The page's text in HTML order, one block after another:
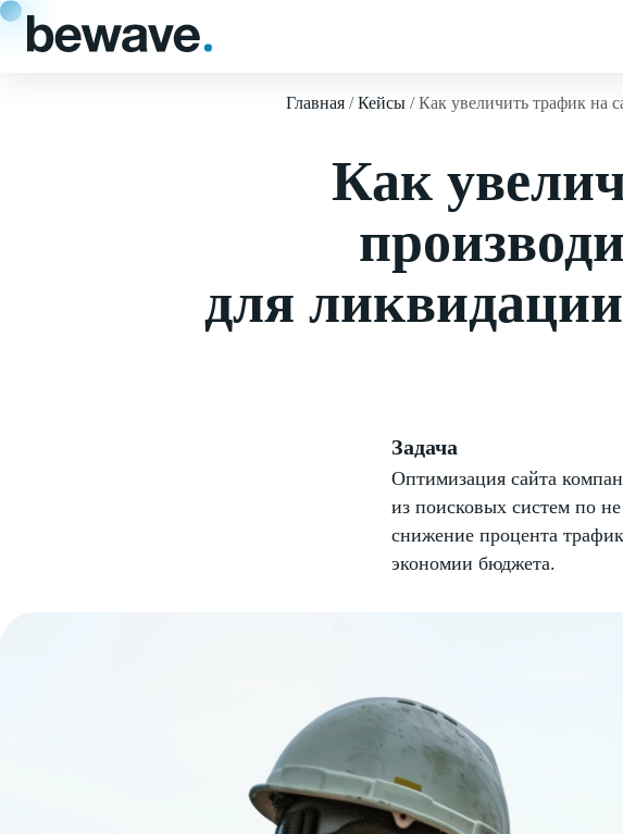
Главная Кейсы Как увеличить трафик на
Как
для
Задача
Оптимизация сайта
из поисковых систем по
снижение процента
экономии бюджета.